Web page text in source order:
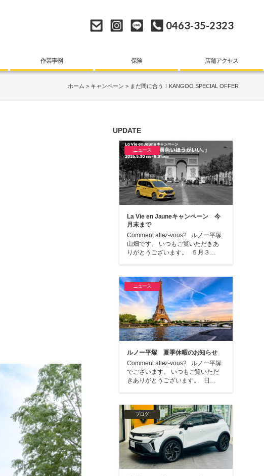
0463-35-2323
作業事例 保険 店舗アクセス
ホーム キャンペーン まだ間に合う！KANGOO SPECIAL OFFER
UPDATE
ニュース
La Vie en Jauneキャンペーン 今
月末まで
Comment allez-vous? ルノー平塚
山畑です。 いつもご覧いただきあ
りがとうございます。 ５月３…
ニュース
ルノー平塚 夏季休暇のお知らせ
Comment allez-vous? ルノー平塚
でございます。 いつもご覧いただ
きありがとうございます。 日…
ブログ